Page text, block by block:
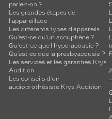
parle-t-on ?
Les grandes étapes de
l'appareillage
Les différents types d’appareils
Qu’est-ce qu'un acouphène ?
Qu'est-ce que l'hyperacousie ?
Qu’est-ce que la presbyacousie ?
Les services et les garanties Krys
Audition
Les conseils d'un
audioprothésiste Krys Audition